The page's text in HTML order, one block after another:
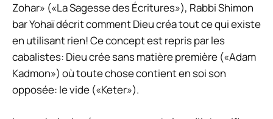
Zohar» («La Sagesse des Écritures»), Rabbi Shimon
bar Yohaï décrit comment Dieu créa tout ce qui existe
en utilisant rien! Ce concept est repris par les
cabalistes: Dieu crée sans matière première («Adam
Kadmon») où toute chose contient en soi son
opposée: le vide («Keter»).